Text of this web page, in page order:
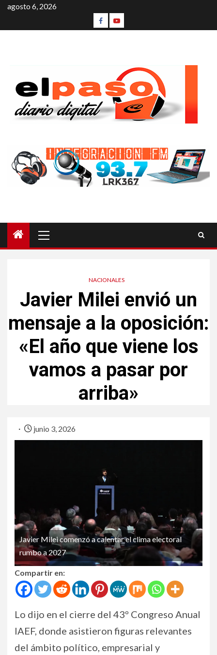
agosto 6, 2026
NACIONALES
Javier Milei envió un
mensaje a la oposición:
«El año que viene los
vamos a pasar por
arriba»
junio 3, 2026
Javier Milei comenzó a calentar el clima electoral
rumbo a 2027
Compartir en:
Lo dijo en el cierre del 43º Congreso Anual
IAEF, donde asistieron figuras relevantes
del ámbito político, empresarial y